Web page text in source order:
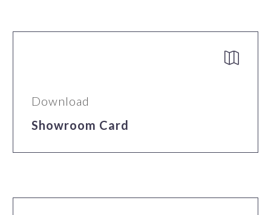


Download
Showroom Card